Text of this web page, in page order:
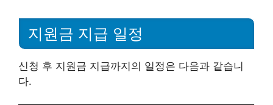
지원금 지급 일정
신청 후 지원금 지급까지의 일정은 다음과 같습니
다.